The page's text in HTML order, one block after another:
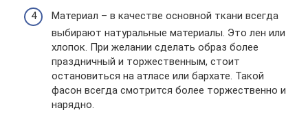
Материал – в качестве основной ткани всегда
выбирают натуральные материалы. Это лен или
хлопок. При желании сделать образ более
праздничный и торжественным, стоит
остановиться на атласе или бархате. Такой
фасон всегда смотрится более торжественно и
нарядно.